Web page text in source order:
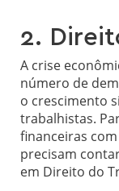
2.
A crise
número de
o crescimento
trabalhistas.
financeiras
precisam
em Direito do